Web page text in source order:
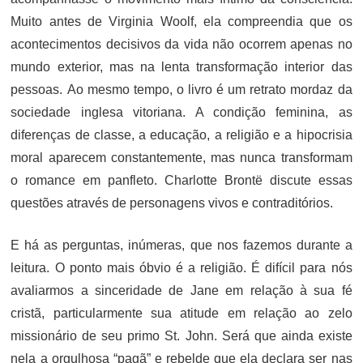
Muito antes de Virginia Woolf, ela compreendia que os
acontecimentos decisivos da vida não ocorrem apenas no
mundo exterior, mas na lenta transformação interior das
pessoas. Ao mesmo tempo, o livro é um retrato mordaz da
sociedade inglesa vitoriana. A condição feminina, as
diferenças de classe, a educação, a religião e a hipocrisia
moral aparecem constantemente, mas nunca transformam
o romance em panfleto. Charlotte Brontë discute essas
questões através de personagens vivos e contraditórios.
E há as perguntas, inúmeras, que nos fazemos durante a
leitura. O ponto mais óbvio é a religião. Édifícil para nós
avaliarmos a sinceridade de Jane em relação à sua fé
cristã, particularmente sua atitude em relação ao zelo
missionário de seu primo St. John. Será que ainda existe
nela a orgulhosa “pagã” e rebelde que ela declara ser nas